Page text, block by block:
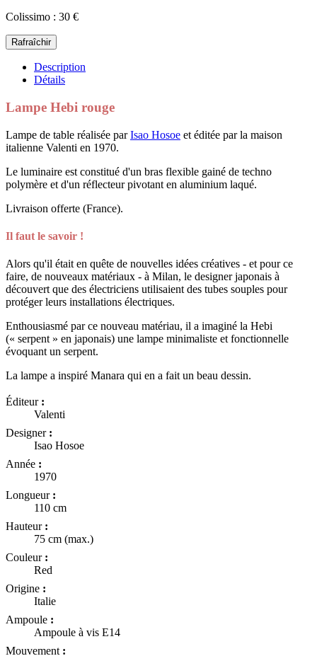
Colissimo : 30 €
Description
Détails
Lampe Hebi rouge
Lampe de table réalisée parIsao Hosoe et éditée par la maison
italienne Valenti en 1970.
Le luminaire est constitué d'un bras flexible gainé de techno
polymère et d'un réflecteur pivotant en aluminium laqué.
Livraison offerte (France).
Il faut le savoir !
Alors qu'il était en quête de nouvelles idées créatives - et pour ce
faire, de nouveaux matériaux - à Milan, le designer japonais à
découvert que des électriciens utilisaient des tubes souples pour
protéger leurs installations électriques.
Enthousiasmé par ce nouveau matériau, il a imaginé la Hebi
(« serpent » en japonais) une lampe minimaliste et fonctionnelle
évoquant un serpent.
La lampe a inspiré Manara qui en a fait un beau dessin.
Éditeur :
Valenti
Designer :
Isao Hosoe
Année :
1970
Longueur :
110 cm
Hauteur :
75 cm (max.)
Couleur :
Red
Origine :
Italie
Ampoule :
Ampoule à vis E14
Mouvement :